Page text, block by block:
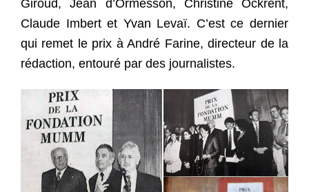
Giroud, Jean d’Ormesson, Christine Ockrent,
Claude Imbert et Yvan Levaï. C’est ce dernier
qui remet le prix à André Farine, directeur de la
rédaction, entouré par des journalistes.